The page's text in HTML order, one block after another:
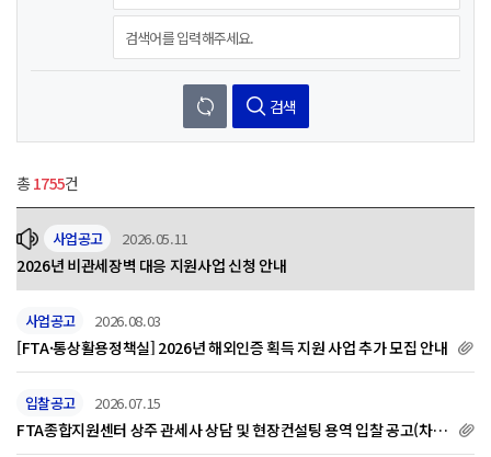
검색
총1755건
사업공고 2026.05.11
2026년 비관세장벽 대응 지원사업 신청 안내
사업공고 2026.08.03
[FTA·통상활용정책실] 2026년 해외인증 획득 지원 사업 추가 모집 안내
입찰공고 2026.07.15
FTA종합지원센터 상주 관세사 상담 및 현장컨설팅 용역 입찰 공고(차이